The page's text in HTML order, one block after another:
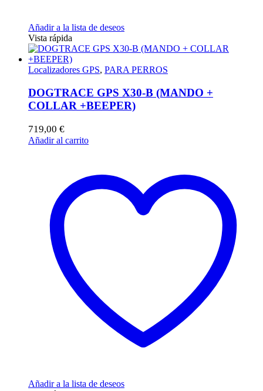
Añadir a la lista de deseos
Vista rápida
Localizadores GPS, PARA PERROS
DOGTRACE GPS X30-B (MANDO +
COLLAR +BEEPER)
719,00 €
Añadir al carrito
Añadir a la lista de deseos